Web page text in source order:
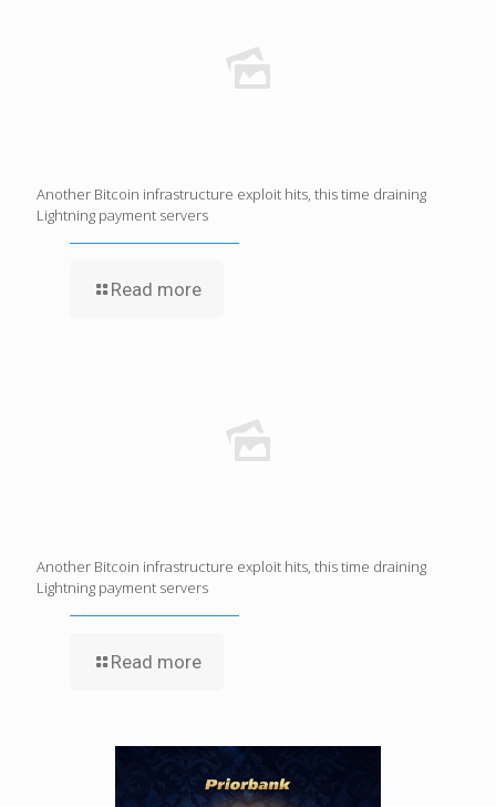
Another Bitcoin infrastructure exploit hits, this time draining
Lightning payment servers
Read more
Another Bitcoin infrastructure exploit hits, this time draining
Lightning payment servers
Read more